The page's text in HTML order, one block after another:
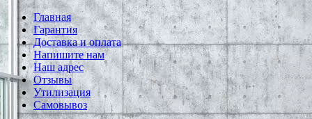
Главная
Гарантия
Доставка и оплата
Напишите нам
Наш адрес
Отзывы
Утилизация
Самовывоз